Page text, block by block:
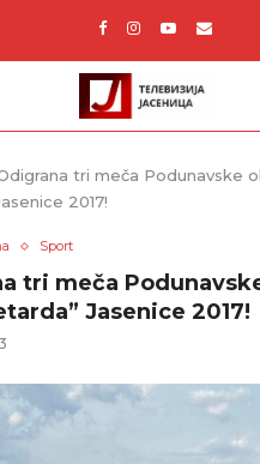
tri meča Podunavske
2017!
Sport
tri meča
Jasenice 2017!